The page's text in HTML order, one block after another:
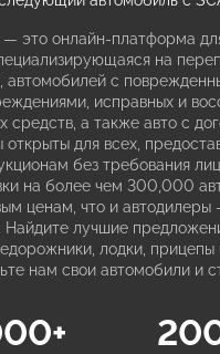
— это онлайн-платформа
на
автомобилей с
исправных и
средств, а также авто с
для всех,
без требования
на более чем 300,000
ценам, что и автодилеры
Найдите лучшие
лодки,
нам свои автомобили и